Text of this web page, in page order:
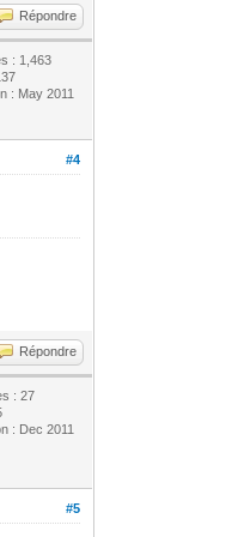
Répondre
: 1,463
: May 2011
#4
Répondre
: 27
: Dec 2011
#5